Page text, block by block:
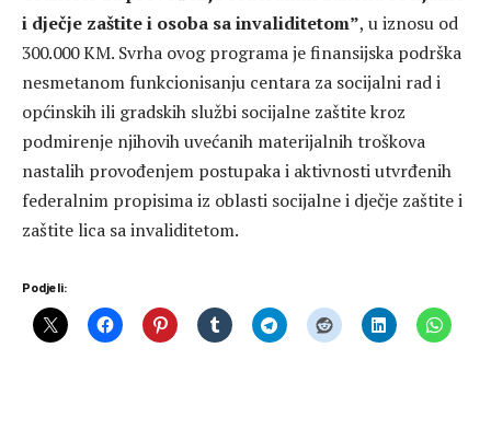
i dječje zaštite i osoba sa invaliditetom”, u iznosu od
300.000 KM. Svrha ovog programa je finansijska podrška
nesmetanom funkcionisanju centara za socijalni rad i
općinskih ili gradskih službi socijalne zaštite kroz
podmirenje njihovih uvećanih materijalnih troškova
nastalih provođenjem postupaka i aktivnosti utvrđenih
federalnim propisima iz oblasti socijalne i dječje zaštite i
zaštite lica sa invaliditetom.
Podjeli: